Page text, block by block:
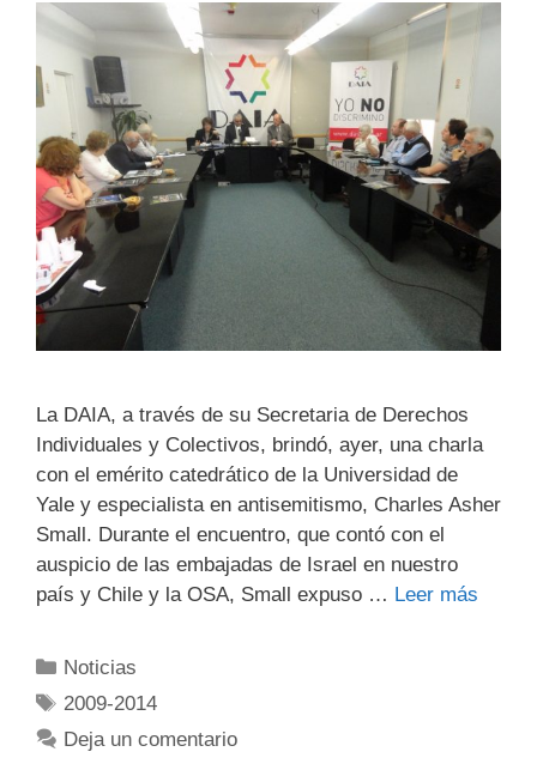
La DAIA, a través de su Secretaria de Derechos
Individuales y Colectivos, brindó, ayer, una charla
con el emérito catedrático de la Universidad de
Yale y especialista en antisemitismo, Charles Asher
Small. Durante el encuentro, que contó con el
auspicio de las embajadas de Israel en nuestro
país y Chile y la OSA, Small expuso … Leer más
Noticias
2009-2014
Deja un comentario